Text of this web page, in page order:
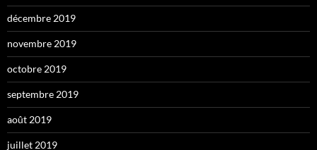
décembre 2019
novembre 2019
octobre 2019
septembre 2019
août 2019
juillet 2019